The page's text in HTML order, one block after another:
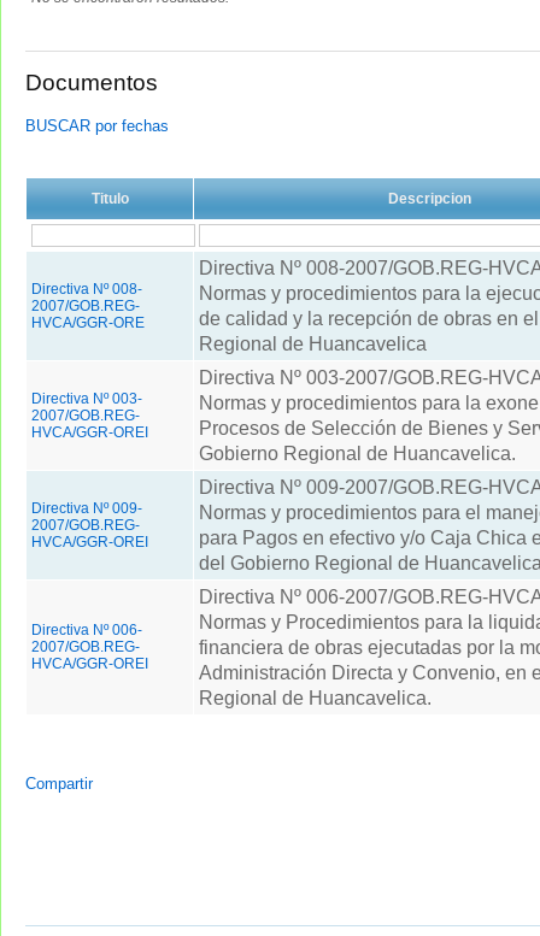
Documentos
BUSCAR por fechas
Titulo Descripcion
Directiva Nº 008-
2007/GOB.REG-
HVCA/GGR-ORE
Directiva Nº 008-2007/GOB.REG-
Normas y procedimientos para la
de calidad y la recepción de obras en
Regional de Huancavelica
Directiva Nº 003-
2007/GOB.REG-
HVCA/GGR-OREI
Directiva Nº 003-2007/GOB.REG-
Normas y procedimientos para la
Procesos de Selección de Bienes y
Gobierno Regional de Huancavelica.
Directiva Nº 009-
2007/GOB.REG-
HVCA/GGR-OREI
Directiva Nº 009-2007/GOB.REG-
Normas y procedimientos para el
para Pagos en efectivo y/o Caja Chica
del Gobierno Regional de
Directiva Nº 006-
2007/GOB.REG-
HVCA/GGR-OREI
Directiva Nº 006-2007/GOB.REG-
Normas y Procedimientos para la
financiera de obras ejecutadas por la
Administración Directa y Convenio, en
Regional de Huancavelica.
Compartir